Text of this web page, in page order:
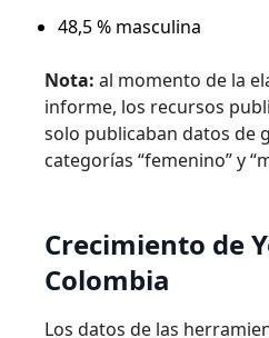
48,5 % masculina
Nota: al momento de la
informe, los recursos
solo publicaban datos de
categorías “femenino” y
Crecimiento de
Colombia
Los datos de las